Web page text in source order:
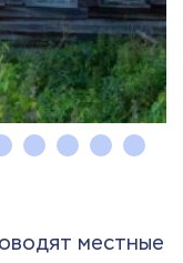
местные